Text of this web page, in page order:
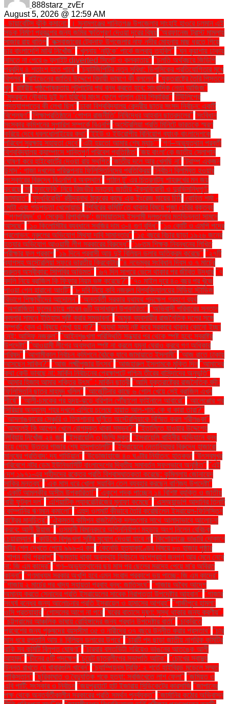
888starz_zvEr
August 5, 2026 @ 12:59 AM
. ডায়াবেটিস ঝুঁকি কমানো:
। সুনামগঞ্জের শান্তিগঞ্জ উপজেলার সাংহাই হাওরে চলমান এই
সড়ক নির্মাণ প্রকল্পের জন্য জমির ক্ষতিপূরণ দেওয়া দূরের বিষয় ''অরফানেজ ট্রাস্ট মামলায়
সাজার রায় বাতিল ''কক্সবাজারের টেকনাফ উপজেলার নাফ নদীর মোহনায় মাছ ধরতে গিয়ে
চার বাংলাদেশি মাঝি নিখোঁজ'' ''খুলনায় ‘নাটুকে’ পার্কে জলবায়ু তহবিল'' ''ঘন কুয়াশায় ঢাকায়
নামতে না পেরে ৬ ফ্লাইট diverted সিলেট ও কলকাতায়'' ''চলতি অর্থবছরে জিডিপি
প্রবৃদ্ধি ৪ শতাংশ হতে পারে'' ''চ্যাটজিপিটির নতুন সুবিধা: ডিপসিকের প্রতিযোগিতার মুখে
বিপ্লব'' ''বাইডেনের জাতির উদ্দেশে বিদায়ী ভাষণে কী বললেন'' ''যুক্তরাষ্ট্রে তৈরি পিস্তলে
খুন ''রাষ্ট্রীয় পৃষ্ঠপোষকতায় লুটপাটের পথ বন্ধ করতে হবে: সাংবাদিক নেতা আজিজ"
''সুন্দরবনে নৌকায় দুই মণ হরিণের মাংস ফেলে পালাল চোর শিকারিরা'' 'টিউলিপের
পদত্যাগপত্রে কী লেখা ছিল'' 'ঢাকা বিশ্ববিদ্যালয় কেন্দ্রীয় ছাত্র সংসদ নির্বাচন: একটি
বিশ্লেষণ'' 'শিক্ষাপ্রতিষ্ঠানে ‘গোপন রাজনীতি’ নিষিদ্ধের আহ্বান ছাত্রদলের'' 'সংবিধান
সংস্কার কমিশনের সুপারিশ সম্পর্কে বিএনপি ‘অস্ট্রেলিয়া প্রতি মিনিটে ভারতকে স্মরণ
করিয়ে দেবে ধবলধোলাইয়ের কথা’ ‘ইইউ ও ইউরোপীয় বিনিয়োগ ব্যাংক বাংলাদেশকে
পরিবেশ সুরক্ষায় সহায়তা দেবে’ ‘এটা হয়তো আমার শেষ ম্যাচ’" ‘গণ–অভ্যুত্থান পরবর্তী
বিশ্ববিদ্যালয় ক্যাম্পাসে শান্তিপূর্ণ পরিবেশ প্রতিষ্ঠিত’ ‘জয় বাংলা’কে জাতীয় স্লোগান
ঘোষণা করে হাইকোর্টের দেওয়া রায় স্থগিত ‘জাতীয় দলে আর খেলছি না’ ‘ট্রাম্প একজন
উন্মাদ’: গাজা দখলের পরিকল্পনায় ফিলিস্তিনিদের প্রতিক্রিয়া ‘নির্বাচন বিলম্বিত হওয়ার
সংস্কারের বিরুদ্ধে বিএনপি’র অবস্থান’ ‘পাঠান টু’ এর চিত্রনাট্য শাহরুখের মন জয়
করেছে ‘মা ‘মুনাফেকি’ নিয়ে রিজভীর মন্তব্য জাতীয় ঐক্যবিরোধী ও দুরভিসন্ধিপূর্ণ:
জামায়াত" ‘যুদ্ধবিরোধী’ রবীন্দ্রনাথ ঠাকুরের কাছে এক ইংরেজ মায়ের চিঠি ‘রোহিত শর্মা -
মোটা এবং গড়পড়তা খেলোয়াড়’ ‘শিবিরের কমিটি’তে থাকার বিষয়ে পূজা চেরির বক্তব্য
"‘গণপরিষদ’ ও ‘সেকেন্ড রিপাবলিক’: জামায়াতসহ ইসলামী দলগুলোর মতভিন্নতা সামনে
আসছে" "১০ কিলোমিটার ব্যবধানে সবজির দাম ৩-৪ গুণ বৃদ্ধি" "১০ কোটি ও এমপি পদের
প্রলোভন: নুরুলের অভিযোগ মিথ্যা দাবি সামান্তার" "১৫ বছরে বিচার ছাড়া ১৯২৬ জনের
হত্যার অভিযোগ আওয়ামী লীগ সরকারের বিরুদ্ধে" "১৮তম শিক্ষক নিবন্ধনের লিখিত
পরীক্ষার ফল প্রকাশ "১৯ দিনে প্রবাসী আয় দুই বিলিয়ন ডলার অতিক্রম করেছে" "২৭টি
ব্যাগসহ অস্ট্রেলিয়া সফরে ভারতীয় ক্রিকেটার "৪ নভেম্বর সংবিধান দিবস ও ৭ মার্চের
গুরুত্ব অস্বীকার: সিপিবির অভিমত" "৬৭ দিন সাগরে ভেসে থাকার পর জীবিত উদ্ধার "৭
বদলি নিয়ে ব্রাজিল কি ফিফার নিয়ম ভঙ্গ করেছে?" "৭০ মাইল দূরে ৪০ বছর পর খুঁজে
পাওয়া গেল হারানো আংটি" "৮ দবি নিয়ে কবি নজরুল বিশ্ববিদ্যালয়ের মিডিয়া স্টাডিজ
বিভাগে শিক্ষার্থীদের আন্দোলন" "অন্তর্বর্তী সরকার যথাযথ পদক্ষেপ গ্রহণে ব্যর্থ
"অপরাজিতা ফুলের চায়ে পাবেন ৬টি অসাধারণ উপকারিতা" "অভিবাসী পরিবারের সন্তান
কমলার সামনে ইতিহাস সৃষ্টি করার সম্ভাবনা" "অমুক ব্যবসায়ীর রাজনৈতিক দলের সঙ্গে
সম্পর্ক: কেন এ বিষয়ে লেখা হয় না?" "অযথা সময় নষ্ট করে সরকারে থাকার কোনো ইচ্ছা
নেই: আসিফ নজরুল" "আইনশৃঙ্খলা পরিস্থিতি সন্ধ্যার পর থেকে স্পষ্ট হবে: স্বরাষ্ট্র
উপদেষ্টা" "আওয়ামী লীগের অবস্থান স্পষ্ট না করলে যমুনা ঘেরাও করবে গণ অধিকার
পরিষদ" "আগামীকাল নির্বাচন কমিশনে বৈঠকে যাবে জামায়াতে ইসলামী" "আজ রাতে ঢাকায়
আসছেন সাকিব?" "আজ লক্ষ্মীপূজার উৎসব" "আজহারুল ইসলামকে মুক্তি দিন "আমাদের
কথা কেউ ভাবছে না: মার্কিন নির্বাচনের প্রেক্ষাপটে পশ্চিম তীরের বাসিন্দাদের অনুভূতি"
"আমার হিজাব আমার শক্তির উৎস" : মার্কিন ছাত্রী "আমি যুক্তরাষ্ট্রের রাজনৈতিক বন্দী:
ফিলিস্তিনি ছাত্র মাহমুদ খলিল" "আর্জেন্টিনার কাছে ৬ গোল খেয়ে সেই ব্রাজিল এখন
শীর্ষে" "আলী-চমকের পর হৃদয়-ঝড়ে বরিশাল পৌঁছালো ফাইনালে আবারো" "আলেপ্পোর পর
সিরিয়ার অন্যান্য শহর দখলে এগিয়ে চলেছে হায়াত আল-শাম: কে বা কারা তারা?"
"আসলাঙ্কারের সেঞ্চুরি ও তিকশানার ঘূর্ণিতে অস্ট্রেলিয়াকে বিস্মিত করল শ্রীলঙ্কা"
"আসলেই কি আপেল খেলে রোগমুক্ত থাকা সম্ভব?" "ইতালিতে যাওয়ার উদ্দেশ্যে
লিবিয়ায় নিখোঁজ ২৪ জন "ইসরায়েলি ৩ জিম্মি মুক্ত "ইসরায়েলি বাহিনীর অভিযানে বন্ধ
হয়ে গেছে উত্তর গাজার শেষ হাসপাতালটি" "ইসরায়েলে নেতানিয়াহুর বিরুদ্ধে হাজারো
মানুষের প্রতিবাদ: দ্য গার্ডিয়ান" "উড়োজাহাজে ৪০ ঘণ্টার নির্যাতন: হাতকড়া "উৎসবমুখর
পরিবেশে নটর ডেম ইউনিভার্সিটি বাংলাদেশের দ্বিতীয় সমাবর্তন সফলভাবে অনুষ্ঠিত" "এই
দেশ ১৯৭১-এর শহীদদের রক্তের প্রতি বিশ্বাসঘাতকতা করেছে: কুমিল্লায় জোনায়েদ
সাকির মন্তব্য" "এক মাস ধরে খোলা সয়াবিন তেল ব্যবহার করছেন বাণিজ্য উপদেষ্টা"
"একটি আমলকীর অসীম উপকারিতা!" "একুশে পদক পাচ্ছেন ১৪ বিশিষ্ট ব্যক্তি ও জাতীয়
নারী ফুটবল দল" "এশিয়াটিক ল্যাবরেটরিজের মুনাফা কমেছে" "এসঅ্যান্ডপি আদানির তিনটি
কোম্পানির ঋণমান কমালো" "এহুদ ওলমার্ট কীভাবে তৈরি করেছিলেন ইসরায়েল-ফিলিস্তিন
রাষ্ট্রের মানচিত্র" "ঐকমত্য কমিশন রাজনৈতিক দলগুলোর সাথে আলাদাভাবে আলোচনা
করবে: আলী রীয়াজ" "ওসমানী বিমানবন্দরে অগ্নিনির্বাপণ মহড়ায় অংশ নিলেন বেবিচক
চেয়ারম্যান" "কাউকে বিশৃঙ্খলা সৃষ্টির সুযোগ দেওয়া যাবে না "কিশোরগঞ্জে ভাঙারি দোকানে
মর্টার শেল দেখতে পেয়ে ৯৯৯-এ কল "কেনেডি হত্যাকাণ্ডের বিষয়ে ৮০ হাজার পৃষ্ঠার
গোপন নথি প্রকাশ" "ক্ষমতায় থাকা অবস্থায় নির্বাচনে অংশগ্রহণ জনগণ আর মেনে নেবে
না: জি এম কাদের" "গণ–অভ্যুত্থানের ছয় মাস পর ছেলের মরদেহ পেয়ে মা'র অবিরত
কান্না" "গণমাধ্যম সরকার অখুশি হবে এমন সংবাদ প্রকাশে ভয় পাচ্ছে: জি এম কাদের"
"গাজায় ২ মার্চের পর খাদ্য সহায়তা প্রবাহ বন্ধ: জাতিসংঘ" "গাজায় অবৈধ আদেশ
অমান্য করতে সেনাদের প্রতি ইসরায়েলের সাবেক নিরাপত্তা উপদেষ্টার আহ্বান"' "গাজার
সংঘর্ষ বন্ধের জন্য আলোচনার প্রতি ইসরায়েল ও হামাসের আগ্রহ" "গাজীপুরে হামলা:
ওসি প্রত্যাহার "গোসলের আগে না পরে "ঘরের বাতাসে দূষণ: সুস্থ থাকার জন্য করণীয়".
"চট্টগ্রামের আঞ্চলিক ভাষায় রোহিঙ্গাদের জন্য প্রধান উপদেষ্টার বার্তা" "চাকরিতে
প্রবেশের জন্য পুরুষদের বয়সসীমা ৩৫ ও নারীদের ৩৭ বছরে উন্নীত করার প্রস্তাব" "চার
মাস ধরে রপ্তানি আয় ৪ বিলিয়ন ডলারের উপরে" "চারটি পদ ছাড়া জাতীয় নাগরিক কমিটির
বাকি সব কমিটি বিলুপ্ত ঘোষণা" "চারবার বসতভিটা সরিয়েও ভাঙনের আতঙ্কে আলী
আহমদ" "চীনের ৫টি পদক্ষেপ "চুয়েট ছাত্রলীগের সভাপতি আটক" "চোখের স্বাস্থ্য
উন্নত রাখতে যে খাবারগুলি খাবেন" "চ্যাম্পিয়নস ট্রফি: ২ শর্তে হাইব্রিড মডেলে সম্মত
পাকিস্তান" "ছুরিকাঘাত ও বৈদ্যুতিক শকে হত্যা: সবজিখেতে লাশ ফেলা" "জমিয়ত ও
এবি পার্টি: সংস্কার ও নির্বাচন "জয়পুরহাটে হাট ইজারায় সিন্ডিকেটের কারসাজি "জাপানের
পক্ষ থেকে অন্তর্বর্তীকালীন সরকারের প্রতি সমর্থন পুনর্ব্যক্ত" "জার্মানির কঠোর অভিবাসন